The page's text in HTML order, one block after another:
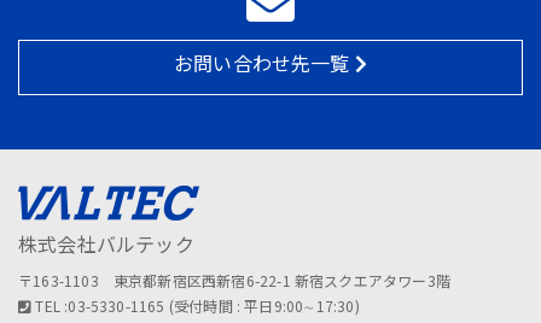
お問い合わせ先一覧
株式会社バルテック
〒163-1103 東京都新宿区西新宿6-22-1 新宿スクエアタワー3階
TEL :03-5330-1165 (受付時間 : 平日9:00∼17:30)